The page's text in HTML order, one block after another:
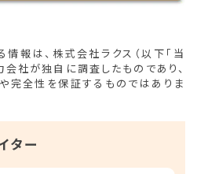
報は、株式会社ラクス（以下「当
会社が独自に調査したものであり、
完全性を保証するものではありま
ター